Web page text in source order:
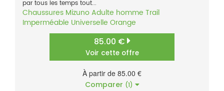
par tous les temps tout...
Chaussures MizunoAdulte homme Trail
Imperméable Universelle Orange
85.00 €
Voir cette offre
À partir de 85.00 €
Comparer (1)